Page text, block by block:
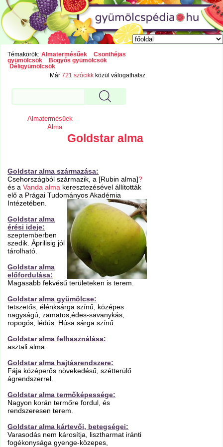
Témakörök: Almatermésűek
Csonthéjas
gyümölcsök
Bogyós gyümölcsök
Déligyümölcsök
Már721 szócikk közül válogathatsz.
Almatermésűek
Alma
Goldstar alma
Goldstar alma származása:
Csehországból származik, a [Rubin alma]?
és aVanda alma keresztezésével állították
elő a Prágai Tudományos Akadémia
Intézetében.
Goldstar alma
érési ideje:
szeptemberben
szedik. Áprilisig jól
tárolható.
Goldstar alma
előfordulása:
Magasabb fekvésű területeken is terem.
Goldstar alma gyümölcse:
tetszetős, élénksárga színű, középes
nagyságú, zamatos,édes-savanykás,
ropogós, lédús. Húsa sárga színű.
Goldstar alma felhasználása:
asztali alma.
Goldstar alma hajtásrendszere:
Fája középerős növekedésű, szétterülő
ágrendszerrel.
Goldstar alma termőképessége:
Nagyon korán termőre fordul, és
rendszeresen terem.
Goldstar alma kártevői, betegségei:
Varasodás nem károsítja, lisztharmat iránti
fogékonysága gyenge-közepes,